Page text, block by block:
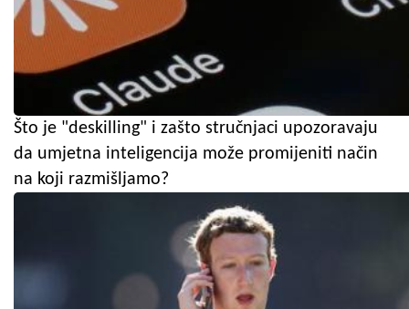
Što je "deskilling" i zašto stručnjaci upozoravaju
da umjetna inteligencija može promijeniti način
na koji razmišljamo?